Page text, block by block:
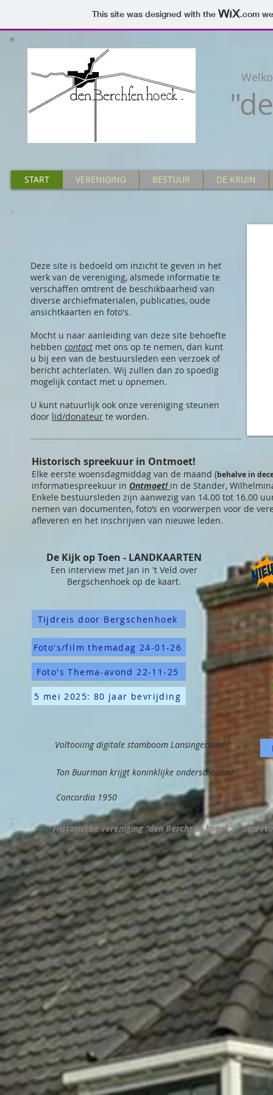
This site was designed with the .com
START VERENIGING BESTUUR DE KRUIN
Deze site is bedoeld om inzicht te geven in het
werk van de vereniging, alsmede informatie te
verschaffen omtrent de beschikbaarheid van
diverse archiefmaterialen, publicaties, oude
ansichtkaarten en foto's.
Mocht u naar aanleiding van deze site behoefte
hebben contact met ons op te nemen, dan kunt
u bij een van de bestuursleden een verzoek of
bericht achterlaten. Wij zullen dan zo spoedig
mogelijk contact met u opnemen.
U kunt natuurlijk ook onze vereniging steunen
door lid/donateur te worden.
Historisch spreekuur in Ontmoet!
Elke eerste woensdagmiddag van de maand (behalve in
informatiespreekuur in Ontmoet! in de Stander,
Enkele bestuursleden zijn aanwezig van 14.00 tot 16.00
nemen van documenten, foto’s en voorwerpen voor de
afleveren en het inschrijven van nieuwe leden.
De Kijk op Toen - LANDKAARTEN
Een interview met Jan in 't Veld over
Bergschenhoek op de kaart.
Tijdreis door Bergschenhoek
Foto's/film themadag 24-01-26
Foto's Thema-avond 22-11-25
5 mei 2025: 80 jaar bevrijding
Voltooiing digitale stamboom Lansingerland
Ton Buurman krijgt koninklijke onderscheiding
Concordia 1950
Historische vereniging "den Berchsen hoeck".